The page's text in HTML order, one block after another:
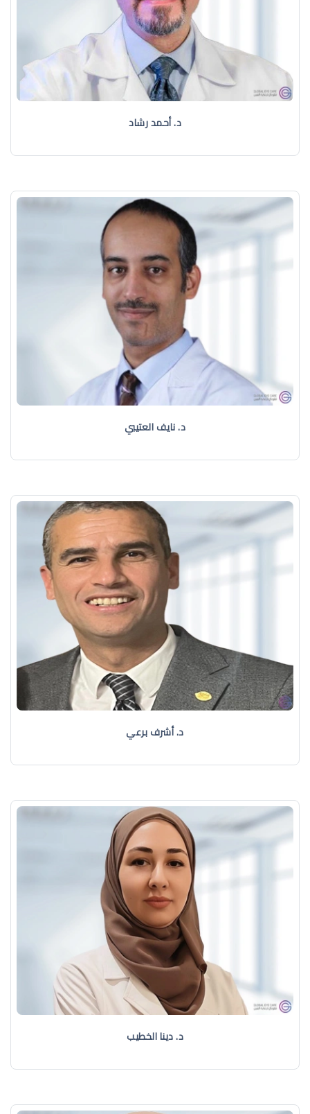
د. ‏أحمد رشاد
د. نايف العتيبي
د. أشرف برعي
د. دينا الخطيب